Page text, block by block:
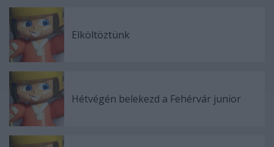
Elköltöztünk
Hétvégén belekezd a Fehérvár junior